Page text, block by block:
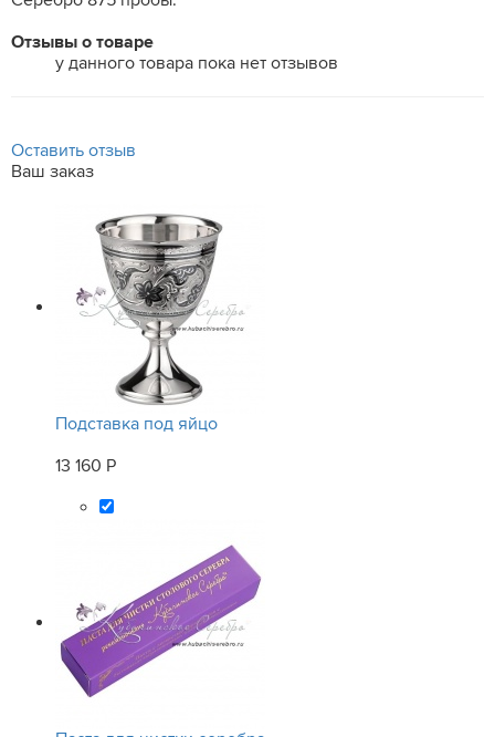
Отзывы о товаре
у данного товара пока нет отзывов
Оставить отзыв
Ваш заказ
Подставка под яйцо
13 160 Р